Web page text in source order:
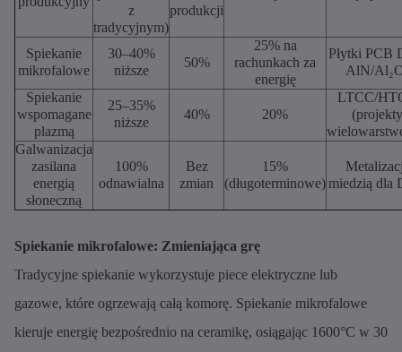
z
tradycyjnym)
produkcji
Spiekanie
mikrofalowe
30–40%
niższe
50%
25% na
rachunkach za
energię
Płytki PCB
AlN/
Spiekanie
wspomagane
plazmą
25–35%
niższe
40% 20%
LTCC/
(projekty
Galwanizacja
zasilana
energią
słoneczną
100%
odnawialna
Bez
zmian
15%
(długoterminowe)miedzią dla
Spiekanie mikrofalowe: Zmieniająca grę
Tradycyjne spiekanie wykorzystuje piece elektryczne lub
gazowe, które ogrzewają całą komorę. Spiekanie mikrofalowe
kieruje energię bezpośrednio na ceramikę, osiągając 1600°C w 30